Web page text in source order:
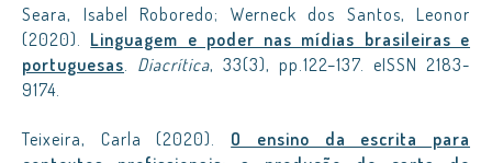
Seara, Isabel Roboredo; Werneck dos Santos, Leonor
(2020). Linguagem e poder nas mídias brasileiras e
portuguesas. Diacrítica, 33(3), pp.122–137. eISSN 2183-
9174.
Teixeira, Carla (2020). O ensino da escrita para